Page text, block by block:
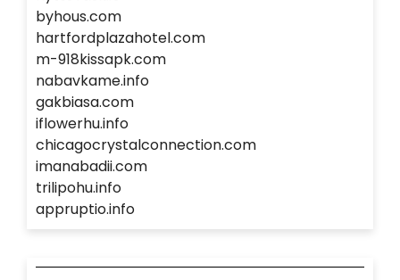
byhous.com
hartfordplazahotel.com
m-918kissapk.com
nabavkame.info
gakbiasa.com
iflowerhu.info
chicagocrystalconnection.com
imanabadii.com
trilipohu.info
appruptio.info